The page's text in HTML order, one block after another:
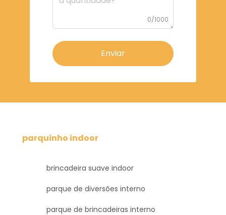
0/1000
Enviar
parquinho indoor
brincadeira suave indoor
parque de diversões interno
parque de brincadeiras interno